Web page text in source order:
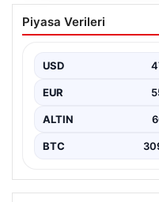
Dünya Kupası
Inter Miami’nin
karşısında geriye
Piyasa Verileri
USD
EUR
ALTIN
BTC